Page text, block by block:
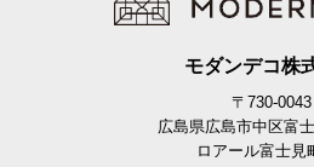
モダンデコ株
〒730-0043
広島県広島市中区富
ロアール富士見